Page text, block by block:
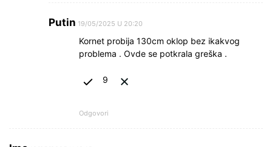
Putin 19/05/2025 U 20:20
Kornet probija 130cm oklop bez ikakvog
problema . Ovde se potkrala greška .
9
Odgovori